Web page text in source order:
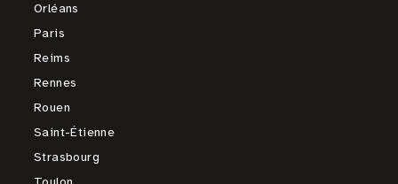
Orléans
Paris
Reims
Rennes
Rouen
Saint-Étienne
Strasbourg